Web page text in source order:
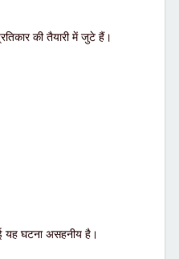
की तैयारी में जुटे हैं।
यह घटना असहनीय है।